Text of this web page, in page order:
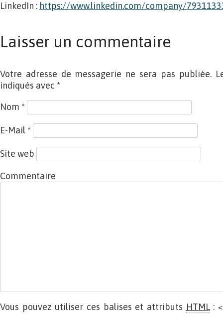
LinkedIn : https://www.linkedin.com/company/
Laisser un commentaire
Votre adresse de messagerie ne sera pas publiée.
indiqués avec *
Nom *
E-Mail *
Site web
Commentaire
Vous pouvez utiliser ces balises et attributs HTML: